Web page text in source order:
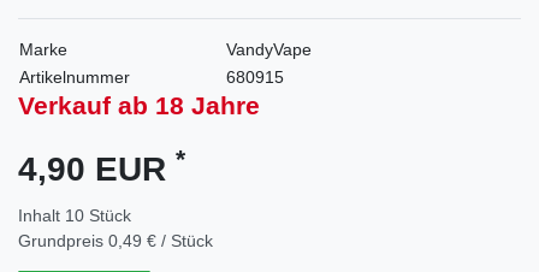
Marke
VandyVape
Artikelnummer
680915
Verkauf ab 18 Jahre
4,90 EUR *
Inhalt 10 Stück
Grundpreis 0,49 € / Stück